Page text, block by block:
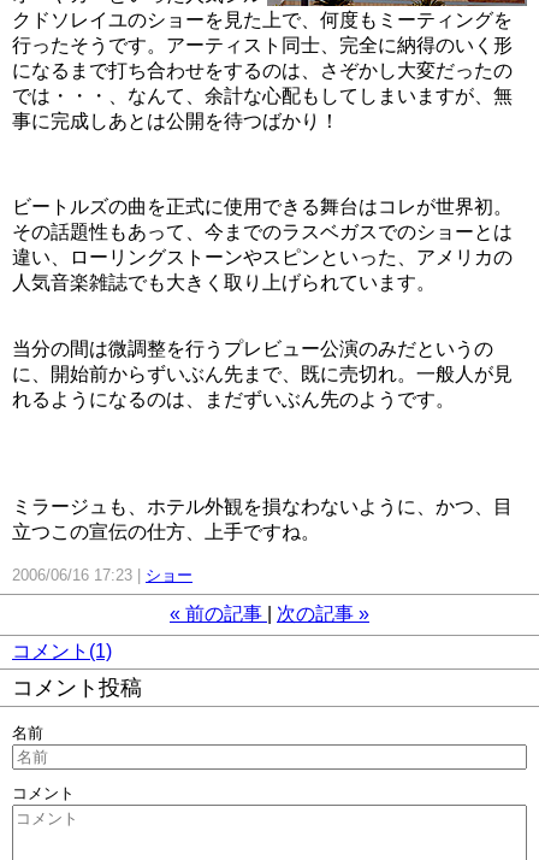
クドソレイユのショーを見た上で、何度もミーティングを
行ったそうです。アーティスト同士、完全に納得のいく形
になるまで打ち合わせをするのは、さぞかし大変だったの
では・・・、なんて、余計な心配もしてしまいますが、無
事に完成しあとは公開を待つばかり！
ビートルズの曲を正式に使用できる舞台はコレが世界初。
その話題性もあって、今までのラスベガスでのショーとは
違い、ローリングストーンやスピンといった、アメリカの
人気音楽雑誌でも大きく取り上げられています。
当分の間は微調整を行うプレビュー公演のみだというの
に、開始前からずいぶん先まで、既に売切れ。一般人が見
れるようになるのは、まだずいぶん先のようです。
ミラージュも、ホテル外観を損なわないように、かつ、目
立つこの宣伝の仕方、上手ですね。
2006/06/16 17:23 ショー
« 前の記事 次の記事 »
コメント(1)
コメント投稿
名前
コメント